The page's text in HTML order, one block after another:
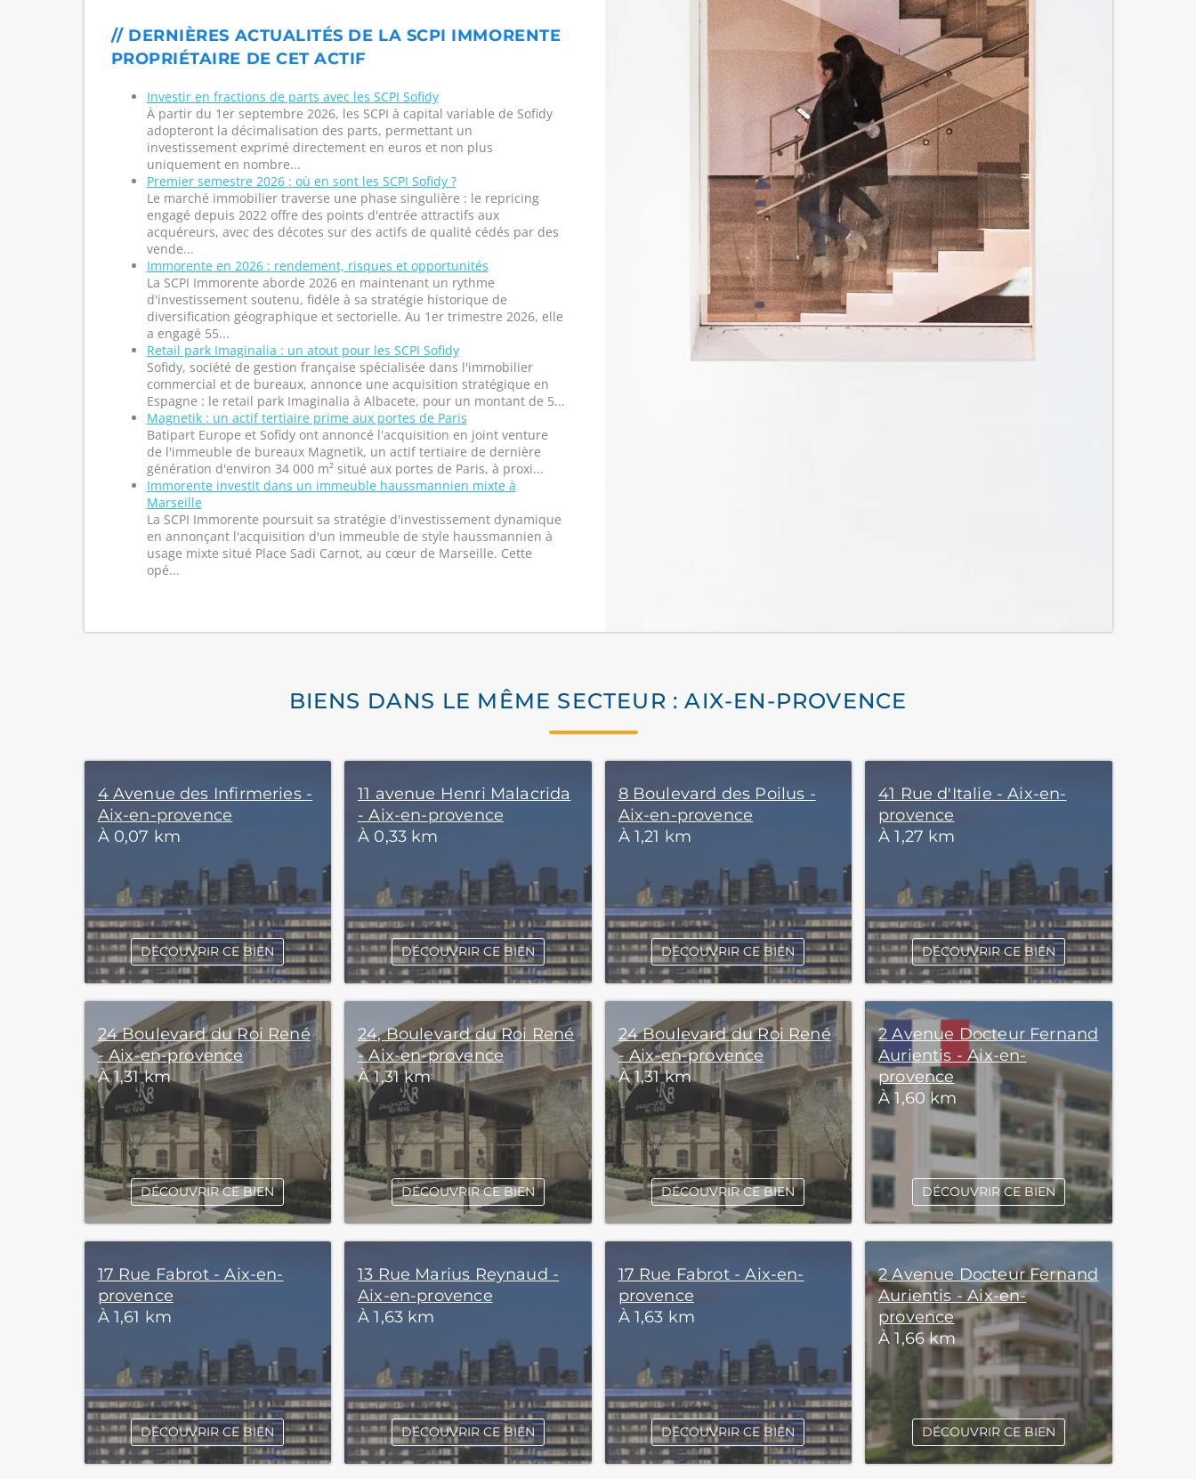
// DERNIÈRES ACTUALITÉS DE LA SCPI IMMORENTE
PROPRIÉTAIRE DE CET ACTIF
Investir en fractions de parts avec les SCPI Sofidy
À partir du 1er septembre 2026, les SCPI à capital variable de Sofidy
adopteront la décimalisation des parts, permettant un
investissement exprimé directement en euros et non plus
uniquement en nombre...
Premier semestre 2026 : où en sont les SCPI Sofidy ?
Le marché immobilier traverse une phase singulière : le repricing
engagé depuis 2022 offre des points d'entrée attractifs aux
acquéreurs, avec des décotes sur des actifs de qualité cédés par des
vende...
Immorente en 2026 : rendement, risques et opportunités
La SCPI Immorente aborde 2026 en maintenant un rythme
d'investissement soutenu, fidèle à sa stratégie historique de
diversification géographique et sectorielle. Au 1er trimestre 2026, elle
a engagé 55...
Retail park Imaginalia : un atout pour les SCPI Sofidy
Sofidy, société de gestion française spécialisée dans l'immobilier
commercial et de bureaux, annonce une acquisition stratégique en
Espagne : le retail park Imaginalia à Albacete, pour un montant de 5...
Magnetik : un actif tertiaire prime aux portes de Paris
Batipart Europe et Sofidy ont annoncé l'acquisition en joint venture
de l'immeuble de bureaux Magnetik, un actif tertiaire de dernière
génération d'environ 34 000 m² situé aux portes de Paris, à proxi...
Immorente investit dans un immeuble haussmannien mixte à
Marseille
La SCPI Immorente poursuit sa stratégie d'investissement dynamique
en annonçant l'acquisition d'un immeuble de style haussmannien à
usage mixte situé Place Sadi Carnot, au cœur de Marseille. Cette
opé...
BIENS DANS LE MÊME SECTEUR : AIX-EN-PROVENCE
4 Avenue des Infirmeries -
Aix-en-provence
À 0,07 km
DÉCOUVRIR CE BIEN
11 avenue Henri Malacrida
- Aix-en-provence
À 0,33 km
DÉCOUVRIR CE BIEN
8 Boulevard des Poilus -
Aix-en-provence
À 1,21 km
DÉCOUVRIR CE BIEN
41 Rue d'Italie - Aix-en-
provence
À 1,27 km
DÉCOUVRIR CE BIEN
24 Boulevard du Roi René
- Aix-en-provence
À 1,31 km
DÉCOUVRIR CE BIEN
24, Boulevard du Roi René
- Aix-en-provence
À 1,31 km
DÉCOUVRIR CE BIEN
24 Boulevard du Roi René
- Aix-en-provence
À 1,31 km
DÉCOUVRIR CE BIEN
2 Avenue Docteur Fernand
Aurientis - Aix-en-
provence
À 1,60 km
DÉCOUVRIR CE BIEN
17 Rue Fabrot - Aix-en-
provence
À 1,61 km
DÉCOUVRIR CE BIEN
13 Rue Marius Reynaud -
Aix-en-provence
À 1,63 km
DÉCOUVRIR CE BIEN
17 Rue Fabrot - Aix-en-
provence
À 1,63 km
DÉCOUVRIR CE BIEN
2 Avenue Docteur Fernand
Aurientis - Aix-en-
provence
À 1,66 km
DÉCOUVRIR CE BIEN